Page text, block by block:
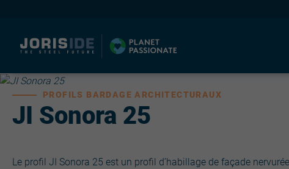
JI Sonora 25
PROFILS BARDAGE ARCHITECTURAUX
Le profil JI Sonora 25 est un profil d’habillage de façade